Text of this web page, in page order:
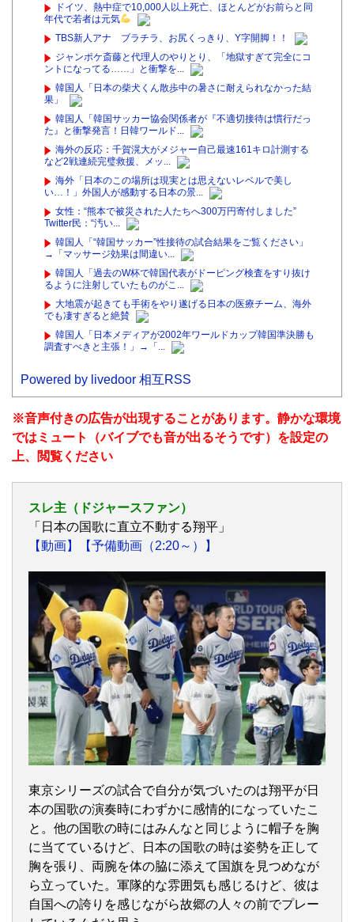
ドイツ、熱中症で10,000人以上死亡、ほとんどがお前らと同
年代で若者は元気
TBS新人アナ ブラチラ、お尻くっきり、Y字開脚！！
ジャンポケ斎藤と代理人のやりとり、「地獄すぎて完全にコ
ントになってる……」と衝撃を...
韓国人「日本の柴犬くん散歩中の暑さに耐えられなかった結
果」
韓国人「韓国サッカー協会関係者が『不適切接待は慣行だっ
た』と衝撃発言！日韓ワールド...
海外の反応：千賀滉大がメジャー自己最速161キロ計測する
など2戦連続完璧救援、メッ...
海外「日本のこの場所は現実とは思えないレベルで美し
い…！」外国人が感動する日本の景...
女性：“熊本で被災された人たちへ300万円寄付しました”
Twitter民：“汚い...
韓国人「“韓国サッカー”性接待の試合結果をご覧ください」
→「マッサージ効果は間違い...
韓国人「過去のW杯で韓国代表がドーピング検査をすり抜け
るように注射していたものがこ...
大地震が起きても手術をやり遂げる日本の医療チーム、海外
でも凄すぎると絶賛
韓国人「日本メディアが2002年ワールドカップ韓国準決勝も
調査すべきと主張！」→「...
Powered by livedoor 相互RSS
※音声付きの広告が出現することがあります。静かな環境
ではミュート（バイブでも音が出るそうです）を設定の
上、閲覧ください
スレ主（ドジャースファン）
「日本の国歌に直立不動する翔平」
【動画】
【予備動画（2:20～）】
東京シリーズの試合で自分が気づいたのは翔平が日
本の国歌の演奏時にわずかに感情的になっていたこ
と。他の国歌の時にはみんなと同じように帽子を胸
に当てているけど、日本の国歌の時は姿勢を正して
胸を張り、両腕を体の脇に添えて国旗を見つめなが
ら立っていた。軍隊的な雰囲気も感じるけど、彼は
自国への誇りを感じながら故郷の人々の前でプレー